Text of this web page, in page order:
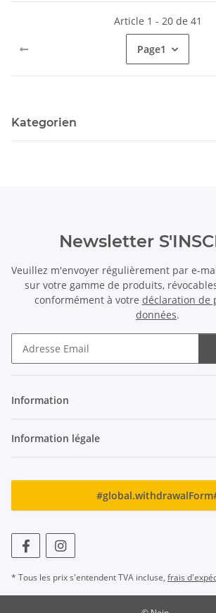
Article 1 - 20 de 41
Page1
Kategorien
Newsletter
Veuillez m'envoyer régulièrement par e-
sur votre gamme de produits,
conformément à votre déclaration de
données.
Information
Information légale
* Tous les prix s'entendent TVA incluse, frais